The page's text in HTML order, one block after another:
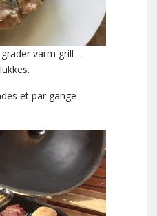
varm grill –
et par gange